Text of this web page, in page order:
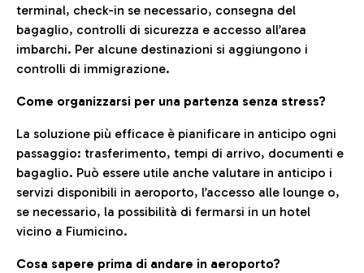
terminal, check-in se necessario, consegna del
bagaglio, controlli di sicurezza e accesso all’area
imbarchi. Per alcune destinazioni si aggiungono i
controlli di immigrazione.
Come organizzarsi per una partenza senza stress?
La soluzione più efficace è pianificare in anticipo ogni
passaggio: trasferimento, tempi di arrivo, documenti e
bagaglio. Può essere utile anche valutare in anticipo i
servizi disponibili in aeroporto, l’accesso alle lounge o,
se necessario, la possibilità di fermarsi in un hotel
vicino a Fiumicino.
Cosa sapere prima di andare in aeroporto?